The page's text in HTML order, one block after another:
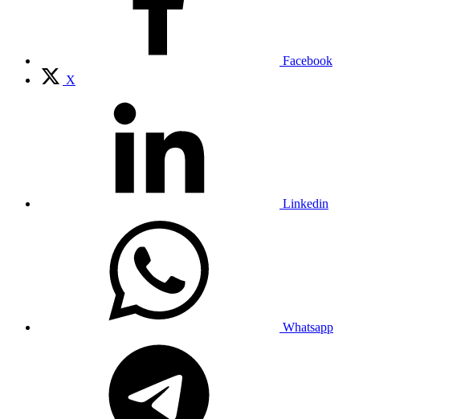
Facebook
X
Linkedin
Whatsapp